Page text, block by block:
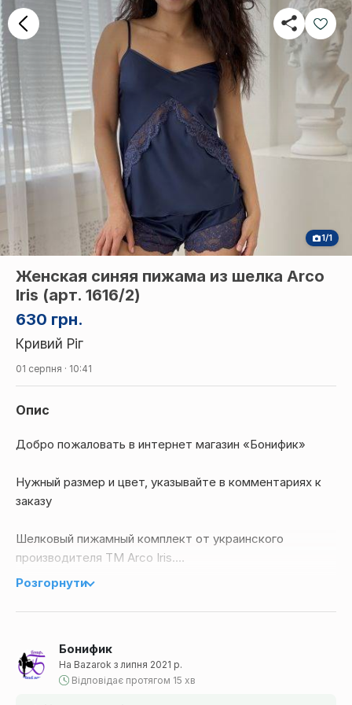
1/1
630 грн.
Женская синяя пижама из шелка Arco
Iris (арт. 1616/2)
Кривий Ріг
01 серпня · 10:41
Бонифик
На Bazarok з липня 2021 р.
Відповідає протягом 15 хв
Опис
Добро пожаловать в интернет магазин «Бонифик»
Нужный размер и цвет, указывайте в комментариях к
заказу
Шелковый пижамный комплект от украинского
производителя TM Arco Iris.
цвета. Комплект пижамы состоит из майки
кружевной вставкой в виде угла.
И коротеньких шорт с красивой кружевной иканью в
Розгорнути